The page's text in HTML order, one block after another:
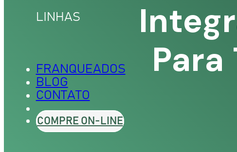
LINHAS
FRANQUEADOS
BLOG
CONTATO
COMPRE ON-LINE